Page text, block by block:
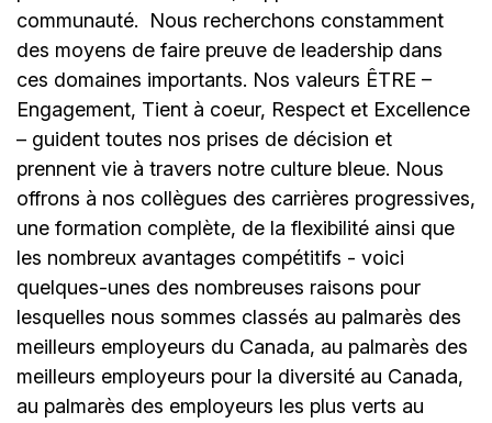
communauté.
Nous recherchons constamment
des moyens de faire preuve de leadership dans
ces domaines importants. Nos valeurs ÊTRE –
Engagement, Tient à coeur, Respect et Excellence
– guident toutes nos prises de décision et
prennent vie à travers notre culture bleue. Nous
offrons à nos collègues des carrières progressives,
une formation complète, de la flexibilité ainsi que
les nombreux avantages compétitifs - voici
quelques-unes des nombreuses raisons pour
lesquelles nous sommes classés au palmarès des
meilleurs employeurs du Canada, au palmarès des
meilleurs employeurs pour la diversité au Canada,
au palmarès des employeurs les plus verts au